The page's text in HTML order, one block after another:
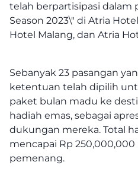
telah berpartisipasi dalam
Season 2023\" di Atria
Hotel Malang, dan Atria
Sebanyak 23 pasangan
ketentuan telah dipilih
paket bulan madu ke
hadiah emas, sebagai
dukungan mereka. Total
mencapai Rp 250,000,000
pemenang.